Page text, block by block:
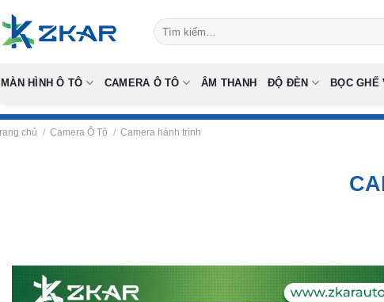
to
content
Tìm
kiếm:
MÀN HÌNH Ô TÔ CAMERA Ô TÔ ÂM THANH ĐỘ ĐÈN BỌC GHẾ
chủ / Camera Ô Tô / Camera hành trình